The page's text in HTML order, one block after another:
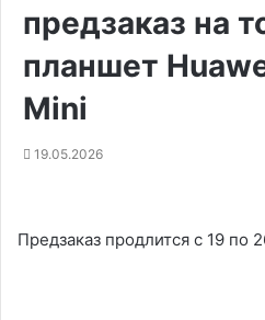
предзаказ на
планшет
Mini
19.05.2026
Предзаказ продлится с 19 по